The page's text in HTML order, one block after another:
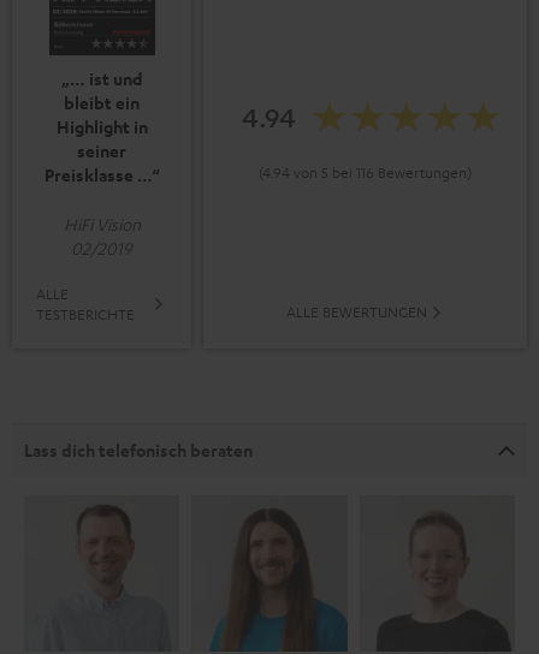
„… ist und
bleibt ein
Highlight in
seiner
Preisklasse …“
HiFi Vision
02/2019
ALLE
TESTBERICHTE
4.94
(4.94 von 5 bei 116 Bewertungen)
ALLE BEWERTUNGEN
Lass dich telefonisch beraten